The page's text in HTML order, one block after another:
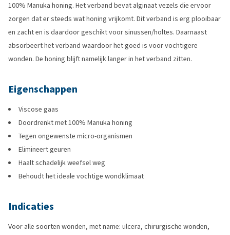
100% Manuka honing. Het verband bevat alginaat vezels die ervoor
zorgen dat er steeds wat honing vrijkomt. Dit verband is erg plooibaar
en zacht en is daardoor geschikt voor sinussen/holtes. Daarnaast
absorbeert het verband waardoor het goed is voor vochtigere
wonden. De honing blijft namelijk langer in het verband zitten.
Eigenschappen
Viscose gaas
Doordrenkt met 100% Manuka honing
Tegen ongewenste micro-organismen
Elimineert geuren
Haalt schadelijk weefsel weg
Behoudt het ideale vochtige wondklimaat
Indicaties
Voor alle soorten wonden, met name: ulcera, chirurgische wonden,